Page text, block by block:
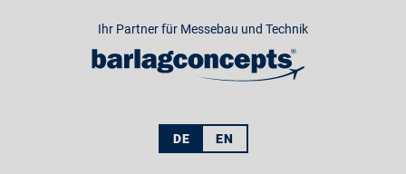
Ihr Partner für Messebau und Technik
DE EN